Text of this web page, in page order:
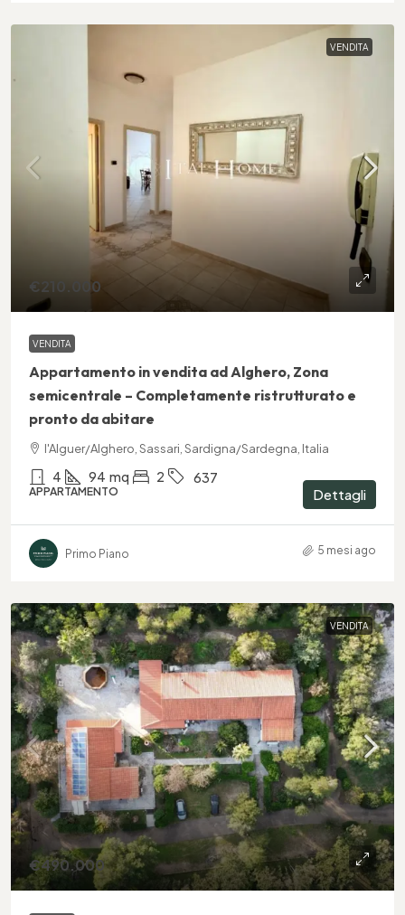
VENDITA
€210.000
VENDITA
Appartamento in vendita ad Alghero, Zona
semicentrale – Completamente ristrutturato e
pronto da abitare
l'Alguer/Alghero, Sassari, Sardigna/Sardegna, Italia
4 94 mq 2 637
APPARTAMENTO Dettagli
Primo Piano 5 mesi ago
VENDITA
€490.000